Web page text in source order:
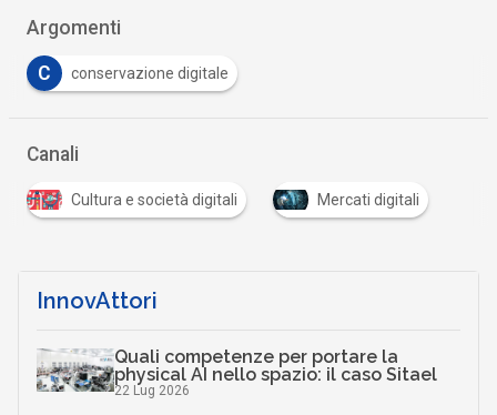
Argomenti
C conservazione digitale
Canali
Cultura e società digitali Mercati digitali
InnovAttori
Quali competenze per portare la
physical AI nello spazio: il caso Sitael
22 Lug 2026